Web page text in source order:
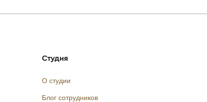
Студия
О студии
Блог сотрудников